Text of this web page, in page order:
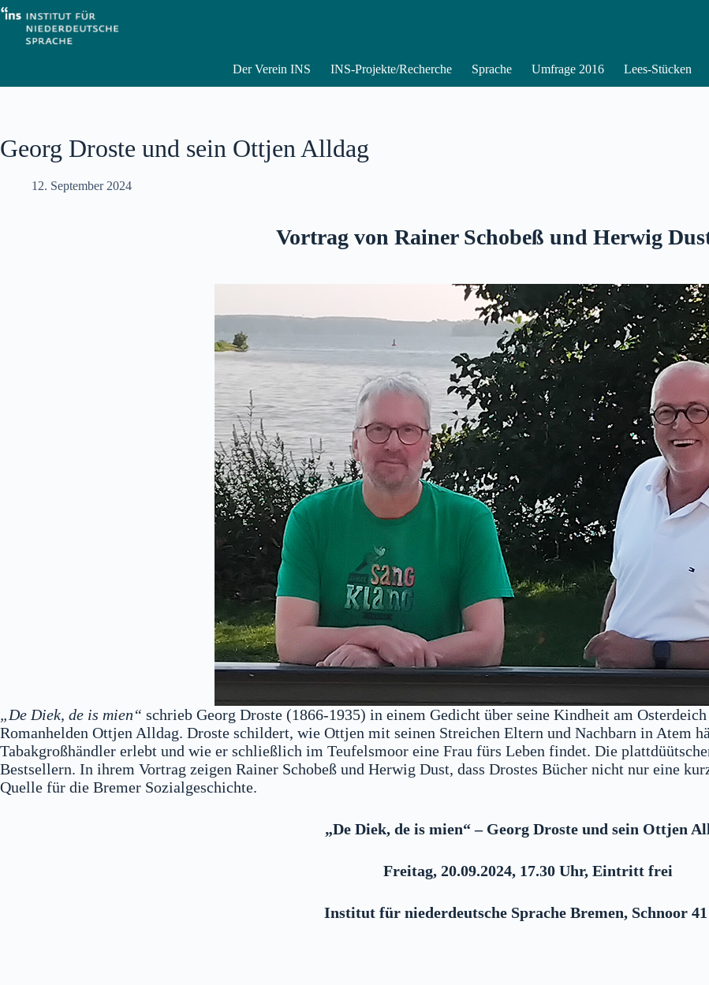
Zum
Inhalt
springen
Der Verein INS INS-Projekte/Recherche Sprache Umfrage 2016 Lees-Stücken
Georg Droste und sein Ottjen Alldag
12. September 2024
Vortrag von Rainer Schobeß und Herwig
„De Diek, de is mien“ schrieb Georg Droste (1866-1935) in einem Gedicht über seine Kindheit am
Romanhelden Ottjen Alldag. Droste schildert, wie Ottjen mit seinen Streichen Eltern und Nachbarn in Atem
Tabakgroßhändler erlebt und wie er schließlich im Teufelsmoor eine Frau fürs Leben findet. Die
Bestsellern. In ihrem Vortrag zeigen Rainer Schobeß und Herwig Dust, dass Drostes Bücher nicht nur eine
Quelle für die Bremer Sozialgeschichte.
„De Diek, de is mien“ – Georg Droste und sein Ottjen
Freitag, 20.09.2024, 17.30 Uhr, Eintritt frei
Institut für niederdeutsche Sprache Bremen, Schnoor